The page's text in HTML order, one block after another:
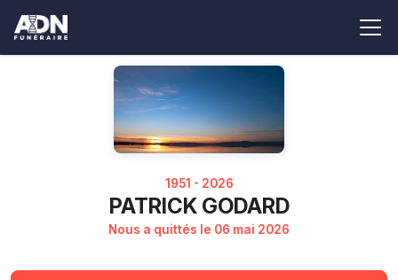
1951 - 2026
PATRICK GODARD
Nous a quittés le 06 mai 2026